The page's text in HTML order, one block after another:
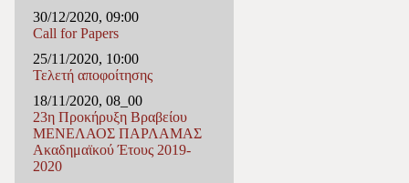
30/12/2020, 09:00
Call for Papers
25/11/2020, 10:00
Τελετή αποφοίτησης
18/11/2020, 08_00
23η Προκήρυξη Βραβείου
ΜΕΝΕΛΑΟΣ ΠΑΡΛΑΜΑΣ
Ακαδημαϊκού Έτους 2019-
2020